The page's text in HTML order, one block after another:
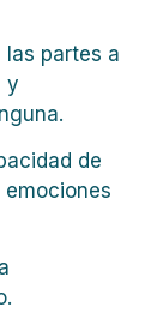
las partes a
y
de